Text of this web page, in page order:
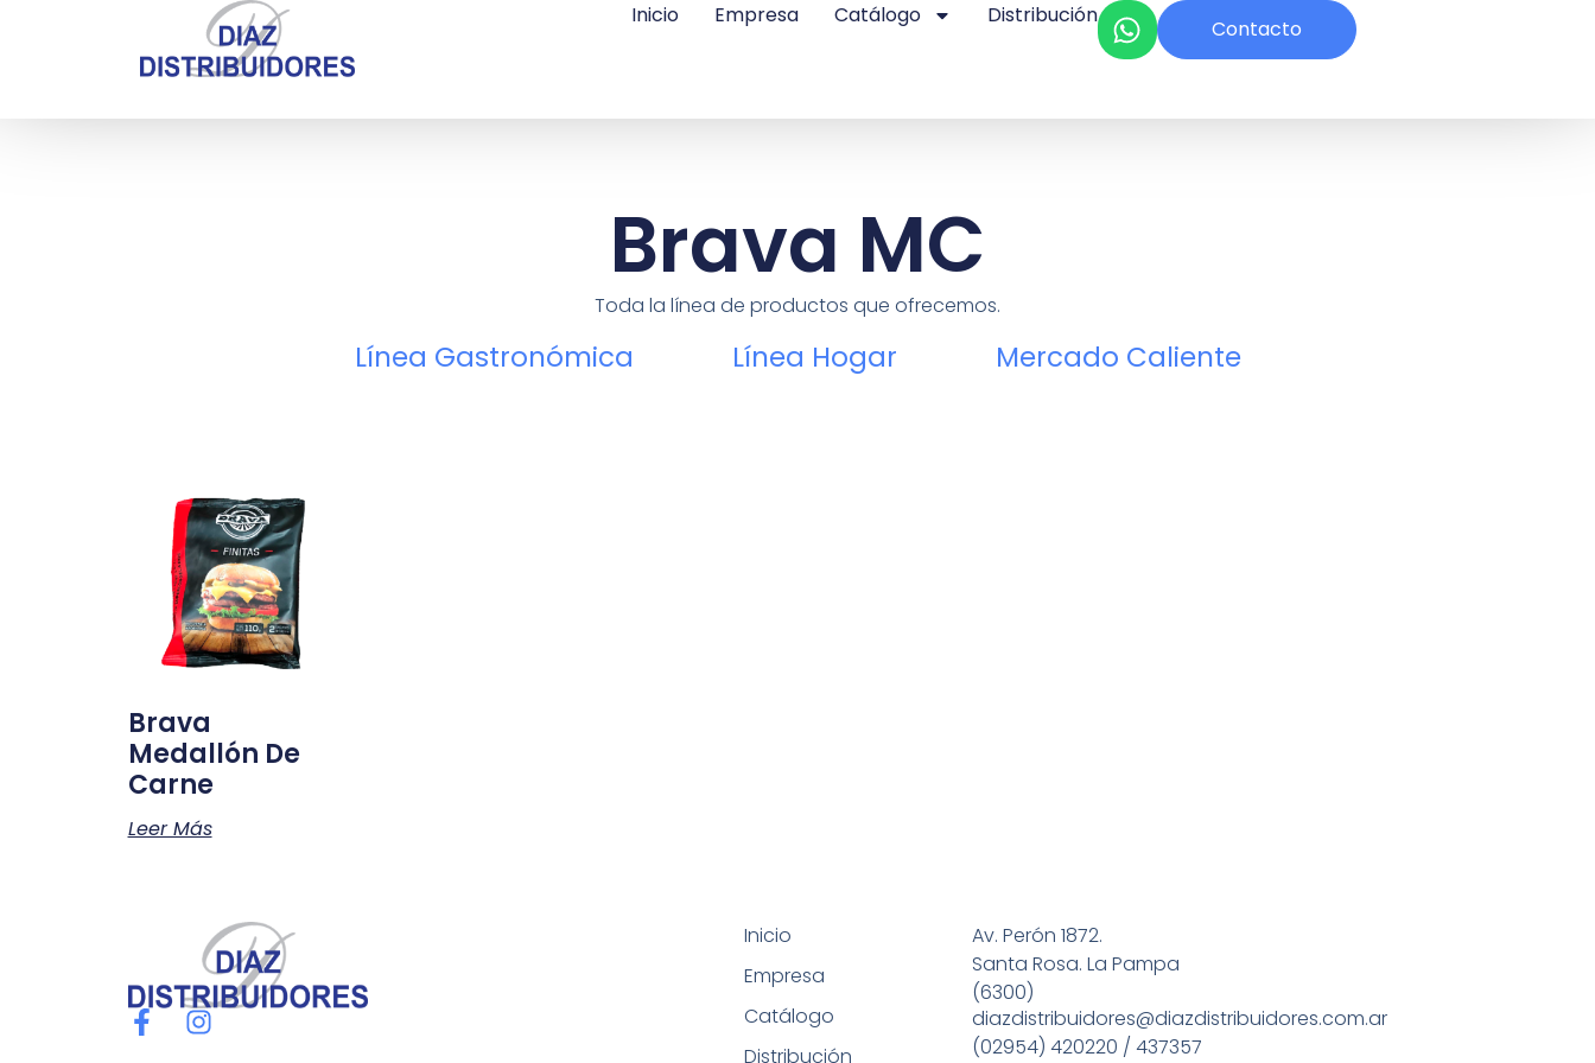
Inicio Empresa Catálogo Distribución
Contacto
Brava MC
Toda la línea de productos que ofrecemos.
Línea Gastronómica Línea Hogar Mercado Caliente
Brava
Medallón De
Carne
Leer Más
Inicio
Empresa
Catálogo
Distribución
Av. Perón 1872.
Santa Rosa. La Pampa
(6300)
diazdistribuidores@diazdistribuidores.com.ar
(02954) 420220 / 437357